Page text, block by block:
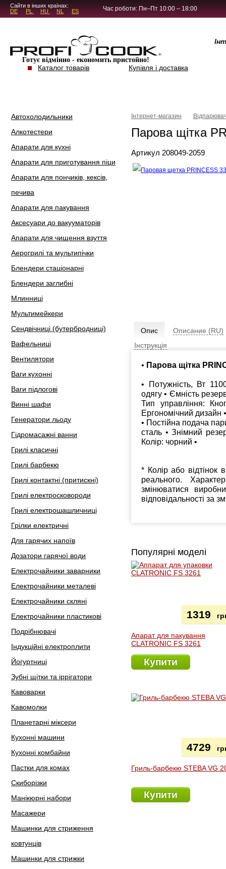
5.4.45Сайти в інших країнах:
DE
PL HU NL ES Час роботи: Пн–Пт 10:00 – 18:00
Готує відмінно - економить пристойно!
Каталог товарів Купівля і доставка
Автохолодильники
Алкотестери
Апарати для кухні
Апарати для приготування піци
Апарати для пончиків, кексів,
печива
Апарати для пакування
Аксесуари до вакууматорів
Апарати для чищення взуття
Аерогрилі та мультипічки
Блендери стаціонарні
Блендери заглибні
Млинниці
Мультимейкери
Сендвічниці (бутербродниці)
Вафельниці
Вентилятори
Ваги кухонні
Ваги підлогові
Винні шафи
Генератори льоду
Гідромасажні ванни
Грилі класичні
Грилі барбекю
Грилі контактні (притискні)
Грилі електросковороди
Грилі електрошашличниці
Грілки електричні
Для гарячих напоїв
Дозатори гарячої води
Електрочайники заварники
Електрочайники металеві
Електрочайники скляні
Електрочайники пластикові
Подрібнювачі
Індукційні електроплити
Йогуртниці
Зубні щітки та іррігатори
Кавоварки
Кавомолки
Планетарні міксери
Кухонні машини
Кухонні комбайни
Пастки для комах
Скиборізки
Манікюрні набори
Масажери
Машинки для стриження
ковтунців
Машинки для стрижки
Інтернет-магазин
Парова щітка
Артикул 208049-2059
Опис
Описание (RU)
Інструкція
• Парова щітка
• Потужність, Вт
одягу • Ємність
Тип управління:
Ергономічний дизайн
• Постійна подача
сталь • Знімний
Колір: чорний •
* Колір або відтінок
реального.
змінюватися
відповідальності за
Популярні моделі
Апарат для пакування
CLATRONIC FS 3261
1319
Купити
Гриль-барбекю STEBA VG
4729
Купити